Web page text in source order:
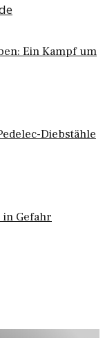
Ein Kampf um
Diebstähle
in Gefahr